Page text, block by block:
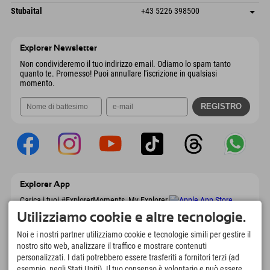
Austria
Prenotazione
Dorfstraße 24
9546 Bad Kleinkirchheim
Salva indirizzo
Informazioni sull'arrivo
Stubaital +43 5226 398500
Explorer Newsletter
Non condivideremo il tuo indirizzo email. Odiamo lo spam tanto
quanto te. Promesso! Puoi annullare l'iscrizione in qualsiasi
momento.
Explorer App
Carica i tuoi #ExplorerMoments, My Explorer
lista dei desideri, panoramica dei ristoranti e
molto altro. Scaricalo subito!
È tempo di momenti da esploratore
Utilizziamo cookie e altre tecnologie.
Noi e i nostri partner utilizziamo cookie e tecnologie simili per gestire il
nostro sito web, analizzare il traffico e mostrare contenuti
personalizzati. I dati potrebbero essere trasferiti a fornitori terzi (ad